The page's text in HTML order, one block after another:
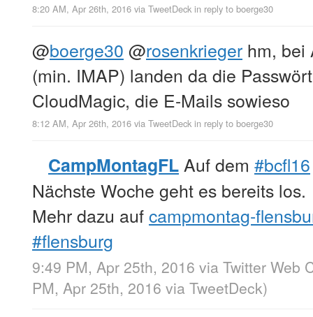
8:20 AM, Apr 26th, 2016 via TweetDeck in reply to boerge30
@boerge30 @rosenkrieger hm, bei
(min. IMAP) landen da die
CloudMagic, die E-Mails sowieso
8:12 AM, Apr 26th, 2016 via TweetDeck in reply to boerge30
CampMontagFL Auf dem #bcfl16
Nächste Woche geht es bereits los.
Mehr dazu aufcampmontag-
#flensburg
9:49 PM, Apr 25th, 2016 via Twitter Web
PM, Apr 25th, 2016 via TweetDeck)